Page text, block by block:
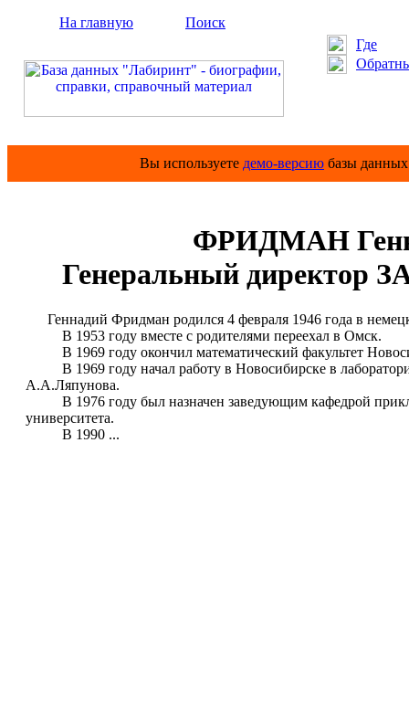
На главную
Поиск
Где
Вы используете демо-версию базы
ФРИДМАН
Генеральный директор
Геннадий Фридман родился 4 февраля 1946 года в
В 1953 году вместе с родителями переехал в Омск.
В 1969 году окончил математический факультет
В 1969 году начал работу в Новосибирске в
А.А.Ляпунова.
В 1976 году был назначен заведующим кафедрой
университета.
В 1990 ...